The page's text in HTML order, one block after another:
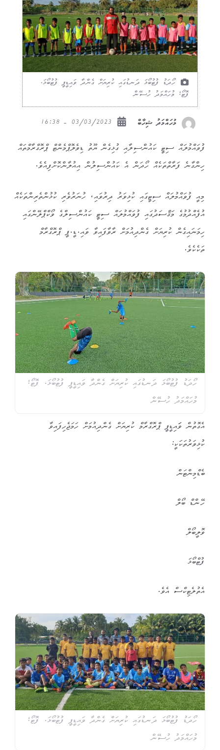
ހޯދަޑު ފުޓުބޯޅަ ދަނޑުގައި ކުރިޔަށް ގެންދާ ވައިޑީޕީ ފުޓުބޯޅަ.
ފޮޓޯ؛ މުހައްމަދު ހުސޭން
މުހައްމަދު ޝިހާބް
ފުވައްމުލައް ސިޓީ ކައުންސިލާއި ގުޅިގެން ޔޫތު ޑިވެލޮޕްމެންޓް ޕްރޮގްރާމްތައް
ހިންގާނެ ފަރާތްތަކެއް ހޯދަން އެ ކައުންސިލުން އިއުލާންކޮށްފިއެވެ.
މިއީ ފުވައްމުލައް ސިޓީގައި ކުޅިވަރު ދިރުވައި، ހުނަރުވެރި ކުޅުންތެރިންތަކެއް
އުފެއްދުމުގެ މަޤްސަދުގައި ފުވައްމުލައް ސިޓީ ކައުންސިލްގެ ވޯކްޕްލޭންގައި
ހިމަނައިގެން ކުރިޔަށް ގެންދިއުމަށް ރާވާފައިވާ ވައި.ޑީ.ޕީ ޕްރޮގްރާމް
ތަކެކެވެ.
ހޯދަޑު ފުޓުބޯޅަ ދަނޑުގައި ކުރިޔަށް ގެންދާ ވައިޑީޕީ ފުޓުބޯޅަ. ފޮޓޯ؛
މުހައްމަދު ހުސޭން
އެގޮތުން ވަައިޑީޕީ ޕްރޮގްރާމް ކުރިޔަށް ގެންދިއުމަށް ހަމަޖެހިފައިވާ
ކުޅިވަރުތަކަކީ:
ބެޑްމިންޓަން
ހޭންޑް ބޯލް
ވޮލީބޯލް
ފުޓްބޯޅަ
އެތުލެޓިކްސް އެވެ.
ހޯދަޑު ފުޓުބޯޅަ ދަނޑުގައި ކުރިޔަށް ގެންދާ ވައިޑީޕީ ފުޓުބޯޅަ. ފޮޓޯ؛
މުހައްމަދު ހުސޭން